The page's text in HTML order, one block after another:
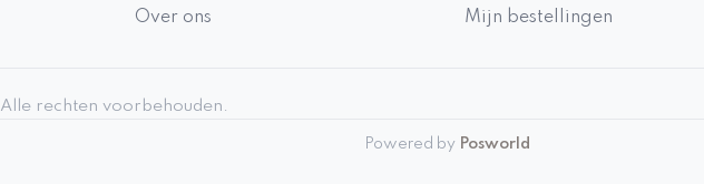
Over ons
Mijn bestellingen
Alle rechten voorbehouden.
Powered by Posworld